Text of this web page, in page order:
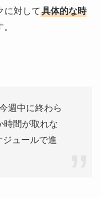
に対して具体的な時
週中に終わら
時間が取れな
ュールで進